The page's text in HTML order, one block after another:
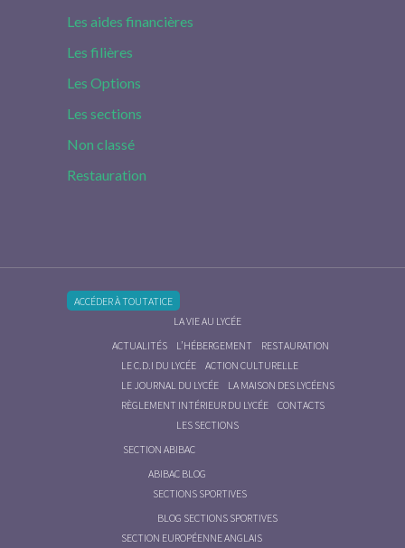
Les aides financières
Les filières
Les Options
Les sections
Non classé
Restauration
ACCÉDER À TOUTATICE
LA VIE AU LYCÉE
ACTUALITÉS
L’HÉBERGEMENT
RESTAURATION
LE C.D.I DU LYCÉE
ACTION CULTURELLE
LE JOURNAL DU LYCÉE
LA MAISON DES LYCÉENS
RÈGLEMENT INTÉRIEUR DU LYCÉE
CONTACTS
LES SECTIONS
SECTION ABIBAC
ABIBAC BLOG
SECTIONS SPORTIVES
BLOG SECTIONS SPORTIVES
SECTION EUROPÉENNE ANGLAIS